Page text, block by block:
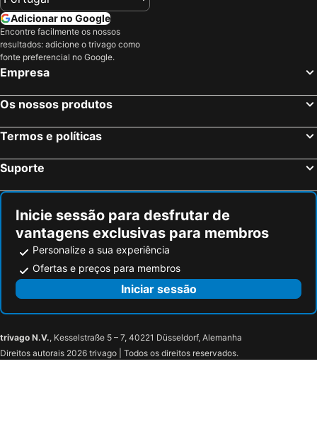
Hotel Alda Estación Vigo
Hotel Bahía Bayona
Hotel Ciudad de Vigo
Hotel Minho Belo
Parador de Baiona
La Suite Hotel
Hotel Silken Axis Vigo
Hotel Jucamar
Hotel Playa Samil Vigo
Hotel Padre Cruz
Hotel Rompeolas
PENSION LUCERNA
Cruceiro do Monte
Hotel Costa Verde
Pazo da Escola
Hotel A Queimada
7 Uvas
Casona Monte Aloia
Hotel Vasco Da Gama
Hotel Entrerobles
Hotel Val Convention
Pensión Venus
Adicionar no Google
Encontre facilmente os nossos
resultados: adicione o trivago como
fonte preferencial no Google.
Empresa
Os nossos produtos
Termos e políticas
Suporte
Inicie sessão para desfrutar de
vantagens exclusivas para membros
Personalize a sua experiência
Ofertas e preços para membros
Iniciar sessão
trivago N.V., Kesselstraße 5 – 7, 40221 Düsseldorf, Alemanha
Direitos autorais 2026 trivago | Todos os direitos reservados.